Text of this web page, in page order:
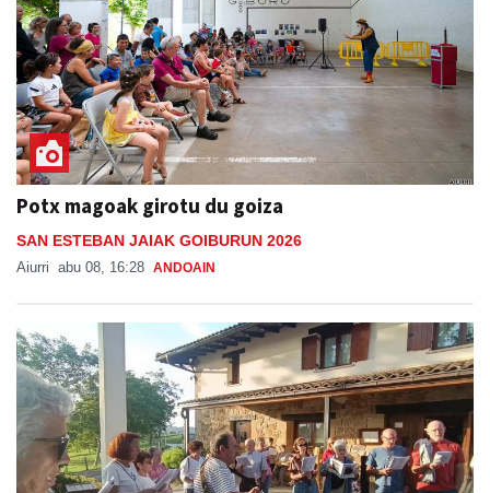
Potx magoak girotu du goiza
SAN ESTEBAN JAIAK GOIBURUN 2026
Aiurri abu 08, 16:28 ANDOAIN